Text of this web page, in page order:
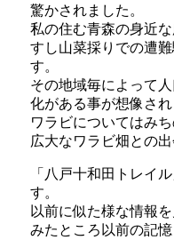
驚かされました。
私の住む青森の身近
すし山菜採りでの遭
す。
その地域毎によって
化がある事が想像され
ワラビについてはみ
広大なワラビ畑との
「八戸十和田トレイ
す。
以前に似た様な情報
みたところ以前の記